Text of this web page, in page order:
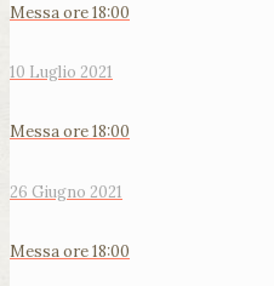
Messa ore 18:00
10 Luglio 2021
Messa ore 18:00
26 Giugno 2021
Messa ore 18:00